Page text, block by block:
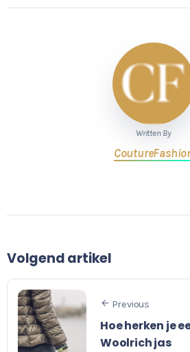
Written By
Volgend artikel
Previous
Hoe herken je
Woolrich jas